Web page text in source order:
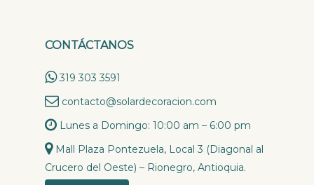
CONTÁCTANOS
319 303 3591
contacto@solardecoracion.com
Lunes a Domingo: 10:00 am – 6:00 pm
Mall Plaza Pontezuela, Local 3 (Diagonal al
Crucero del Oeste) – Rionegro, Antioquia.